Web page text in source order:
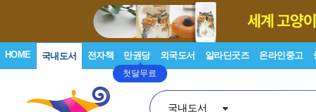
HOME 국내도서 전자책 만권당
첫달무료
외국도서 알라딘굿즈 온라인중고
국내도서